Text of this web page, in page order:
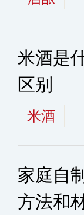
米酒是
区别
米酒
家庭自
方法和